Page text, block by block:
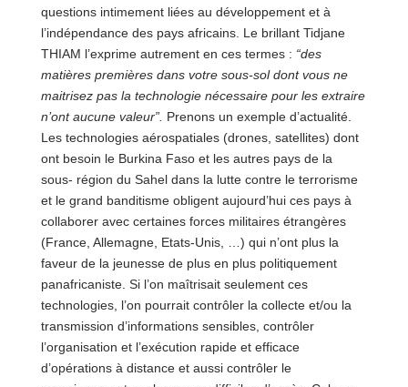
questions intimement liées au développement et à
l’indépendance des pays africains. Le brillant Tidjane
THIAM l’exprime autrement en ces termes : “des
matières premières dans votre sous-sol dont vous ne
maitrisez pas la technologie nécessaire pour les extraire
n’ont aucune valeur”. Prenons un exemple d’actualité.
Les technologies aérospatiales (drones, satellites) dont
ont besoin le Burkina Faso et les autres pays de la
sous- région du Sahel dans la lutte contre le terrorisme
et le grand banditisme obligent aujourd’hui ces pays à
collaborer avec certaines forces militaires étrangères
(France, Allemagne, Etats-Unis, …) qui n’ont plus la
faveur de la jeunesse de plus en plus politiquement
panafricaniste. Si l’on maîtrisait seulement ces
technologies, l’on pourrait contrôler la collecte et/ou la
transmission d’informations sensibles, contrôler
l’organisation et l’exécution rapide et efficace
d’opérations à distance et aussi contrôler le